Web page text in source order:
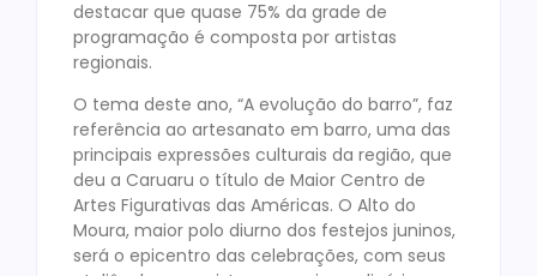
destacar que quase 75% da grade de
programação é composta por artistas
regionais.
O tema deste ano, “A evolução do barro”, faz
referência ao artesanato em barro, uma das
principais expressões culturais da região, que
deu a Caruaru o título de Maior Centro de
Artes Figurativas das Américas. O Alto do
Moura, maior polo diurno dos festejos juninos,
será o epicentro das celebrações, com seus